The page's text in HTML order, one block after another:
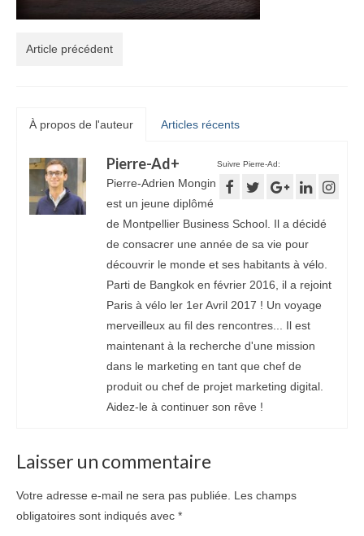
Article précédent
À propos de l'auteur Articles récents
Suivre Pierre-Ad:
Pierre-Ad+
Pierre-Adrien Mongin
est un jeune diplômé
de Montpellier Business School. Il a décidé
de consacrer une année de sa vie pour
découvrir le monde et ses habitants à vélo.
Parti de Bangkok en février 2016, il a rejoint
Paris à vélo ler 1er Avril 2017 ! Un voyage
merveilleux au fil des rencontres... Il est
maintenant à la recherche d'une mission
dans le marketing en tant que chef de
produit ou chef de projet marketing digital.
Aidez-le à continuer son rêve !
Laisser un commentaire
Votre adresse e-mail ne sera pas publiée.
Les champs
obligatoires sont indiqués avec *